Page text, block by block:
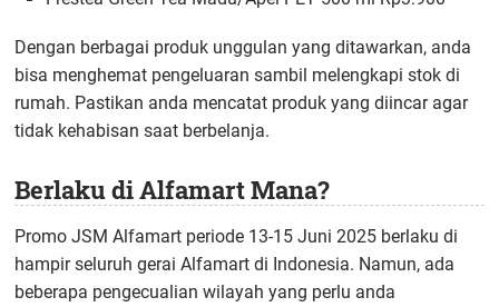
Dengan berbagai produk unggulan yang ditawarkan, anda
bisa menghemat pengeluaran sambil melengkapi stok di
rumah. Pastikan anda mencatat produk yang diincar agar
tidak kehabisan saat berbelanja.
Berlaku di Alfamart Mana?
Promo JSM Alfamart periode 13-15 Juni 2025 berlaku di
hampir seluruh gerai Alfamart di Indonesia. Namun, ada
beberapa pengecualian wilayah yang perlu anda